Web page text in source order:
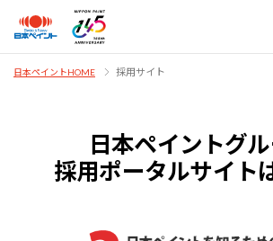
日本ペイントHOME 採用サイト
日本ペイントグ
採用ポータルサイト